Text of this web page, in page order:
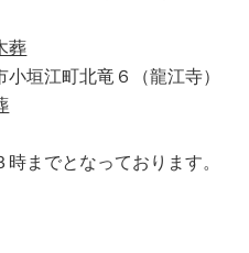
葬
小垣江町北竜６（龍江寺）
までとなっております。